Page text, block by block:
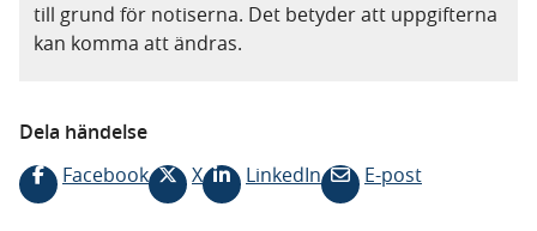
till grund för notiserna. Det betyder att uppgifterna
kan komma att ändras.
Dela händelse
Facebook
X LinkedIn E-post